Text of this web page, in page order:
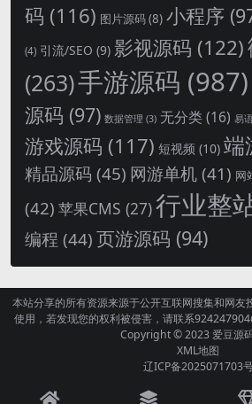
码 (116) 图片源码(8) 小程序
(4) 引流/SEO (9) 影视源码 (122)
(263)手游源码 (987)
源码 (97) 数据管理 (3) 无分类(16) 易
游戏源码 (117) 短视频 (10) 端
精品源码 (45) 网游单机 (41) 网
(42) 苹果CMS (27)行业整
编程 (44)页游源码 (94)
本站分享的所有资源来源于公开互联网搜集和网友
使用，若发现您的权利被侵害，请联系
Copyright © 2023爱豆源
XML地图
辽ICP备2025071703